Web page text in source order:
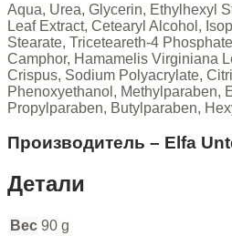
Aqua, Urea, Glycerin, Ethylhexyl
Leaf Extract, Cetearyl Alcohol,
Stearate, Triceteareth-4
Camphor, Hamamelis Virginiana
Crispus, Sodium Polyacrylate,
Phenoxyethanol, Methylparaben,
Propylparaben, Butylparaben,
Производитель – Elfa
Детали
Вес 90 g